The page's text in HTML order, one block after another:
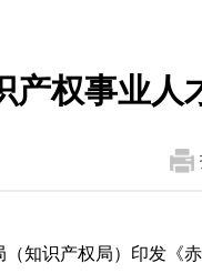
产权事业人
知识产权局）印发《